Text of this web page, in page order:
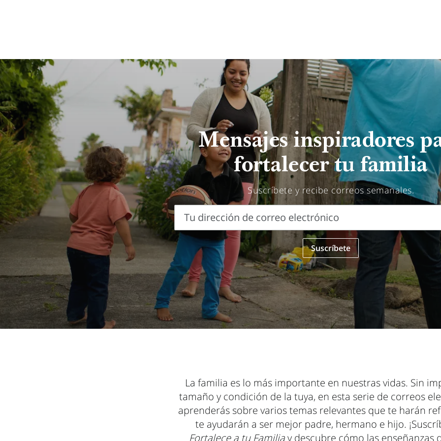
Mensajes inspiradores
fortalecer tu familia
Suscríbete y recibe correos semanales.
Tu dirección de correo electrónico
Tu
dirección
de
correo
electrónico
Suscríbete
La familia es lo más importante en nuestras vidas. Sin
tamaño y condición de la tuya, en esta serie de correos
aprenderás sobre varios temas relevantes que te harán
te ayudarán a ser mejor padre, hermano e hijo.
Fortalece a tu Familiay descubre cómo las enseñanzas